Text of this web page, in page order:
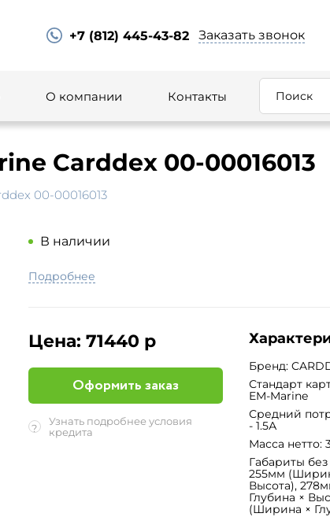
+7 (812) 445-43-82 Заказать звонок
О компании Контакты
Carddex 00-00016013
00-00016013
В наличии
Подробнее
Цена: 71440 р
Оформить заказ
?
Узнать подробнее условия
кредита
Бренд:
Стандарт
EM-Marine
Средний
- 1.5А
Масса нетто:
Габариты
255мм
Высота),
Глубина ×
(Ширина ×